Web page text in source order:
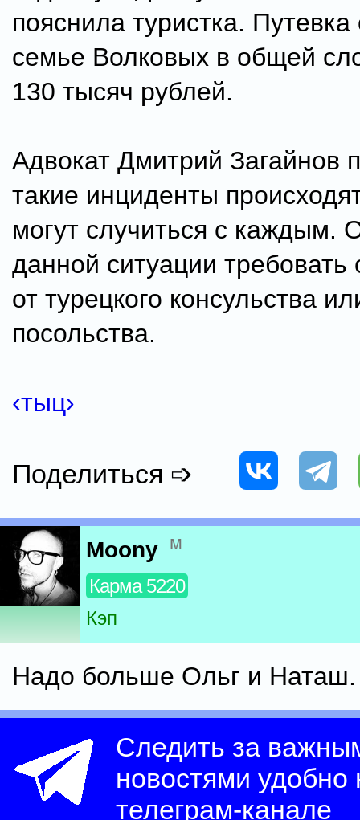
пояснила туристка.
семье Волковых в общей
130 тысяч рублей.
Адвокат Дмитрий Загайнов
такие инциденты
могут случиться с каждым.
данной ситуации требовать
от турецкого консульства
посольства.
‹тыц›
Поделиться ➩
Moony м
Карма 5220
Кэп
Надо больше Ольг и Наташ.
Следить за
новостями
телеграм-канале